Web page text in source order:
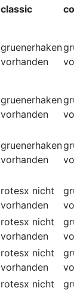
classic
gruenerhaken
vorhanden
gruenerhaken
vorhanden
gruenerhaken
vorhanden
rotesx nicht
vorhanden
rotesx nicht
vorhanden
rotesx nicht
vorhanden
rotesx nicht